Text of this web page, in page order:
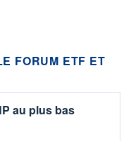
FORUM ETF ET
au plus bas